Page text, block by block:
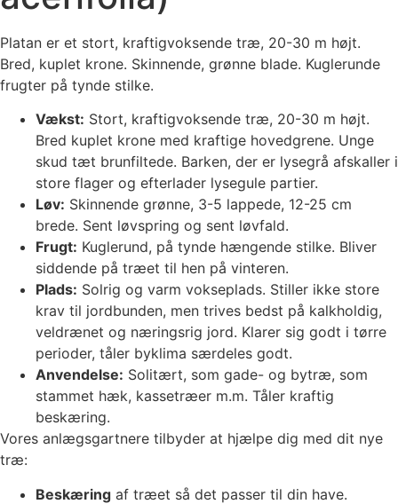
Platan er et stort, kraftigvoksende træ, 20-30 m højt.
Bred, kuplet krone. Skinnende, grønne blade. Kuglerunde
frugter på tynde stilke.
Vækst: Stort, kraftigvoksende træ, 20-30 m højt.
Bred kuplet krone med kraftige hovedgrene. Unge
skud tæt brunfiltede. Barken, der er lysegrå afskaller i
store flager og efterlader lysegule partier.
Løv: Skinnende grønne, 3-5 lappede, 12-25 cm
brede. Sent løvspring og sent løvfald.
Frugt: Kuglerund, på tynde hængende stilke. Bliver
siddende på træet til hen på vinteren.
Plads: Solrig og varm vokseplads. Stiller ikke store
krav til jordbunden, men trives bedst på kalkholdig,
veldrænet og næringsrig jord. Klarer sig godt i tørre
perioder, tåler byklima særdeles godt.
Anvendelse: Solitært, som gade- og bytræ, som
stammet hæk, kassetræer m.m. Tåler kraftig
beskæring.
Vores anlægsgartnere tilbyder at hjælpe dig med dit nye
træ:
Beskæring af træet så det passer til din have.